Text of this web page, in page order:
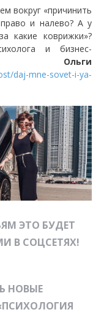
вокруг «причинить
и налево? А у
какие коврижки»?
и бизнес-
Ольги
daj-mne-sovet-i-ya-
ЭТО БУДЕТ
В СОЦСЕТЯХ!
НОВЫЕ